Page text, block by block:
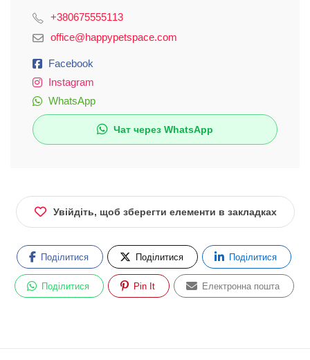
+380675555113
office@happypetspace.com
Facebook
Instagram
WhatsApp
Чат через WhatsApp
Увійдіть, щоб зберегти елементи в закладках
Поділитися Поділитися Поділитися
Поділитися Pin It Електронна пошта